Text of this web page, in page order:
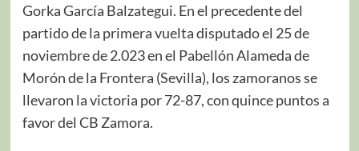
Gorka García Balzategui. En el precedente del
partido de la primera vuelta disputado el 25 de
noviembre de 2.023 en el Pabellón Alameda de
Morón de la Frontera (Sevilla), los zamoranos se
llevaron la victoria por 72-87, con quince puntos a
favor del CB Zamora.